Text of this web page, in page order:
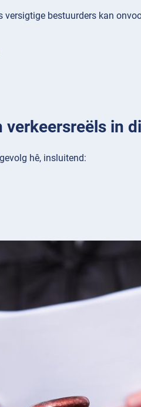
bestuurders kan
in
hê, insluitend: